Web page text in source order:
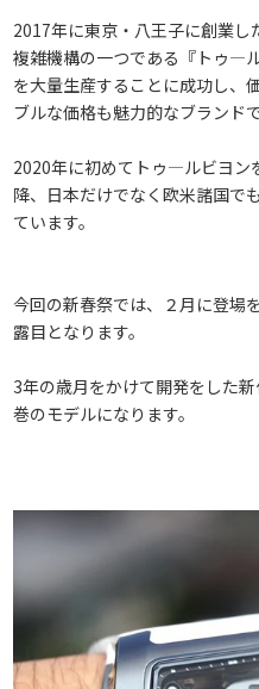
2017年に東京・八王子に創業し
複雑機構の一つである『トゥ―ル
を大量生産することに成功し、
ブルな価格も魅力的なブランド
2020年に初めてトゥ―ルビヨン
降、日本だけでなく欧米諸国で
ています。
今回の新春祭では、２月に登場
露目となります。
3年の歳月をかけて開発をした
巻のモデルになります。